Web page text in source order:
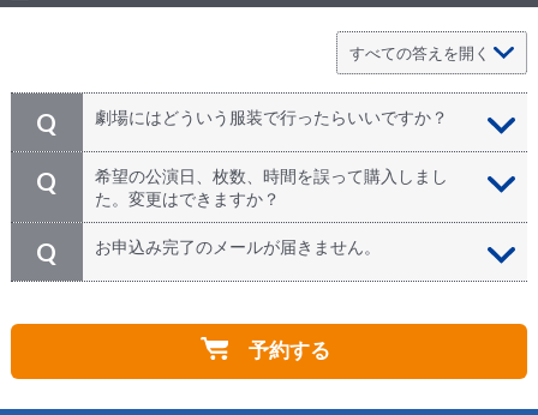
Q 劇場にはどういう服装で行ったらいいですか？
A
特にドレスコードはありません。劇場内は冷房や暖房が
良く効いていることがあります。夏場はカーデガンや羽
織りもの、冬場は体温調整ができる服装でご参加下さ
い。
Q
希望の公演日、枚数、時間を誤って購入しまし
た。変更はできますか？
A
いいえ。ご予約完了時にお手配が完了しております。申
し訳ございませんが、お申込後のチケット内容（演目、
セル規定となりますので、十分ご確認頂いた上でお申込
Q お申込み完了のメールが届きません。
ールへ自動送信されております。メールが届かない原因
としまして、大きく4つのケースが考えられます。
予約する